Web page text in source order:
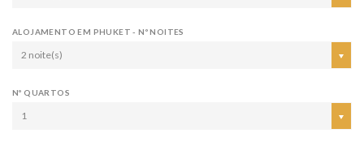
ALOJAMENTO EM PHUKET - Nº NOITES
2 noite(s)
Nº QUARTOS
1